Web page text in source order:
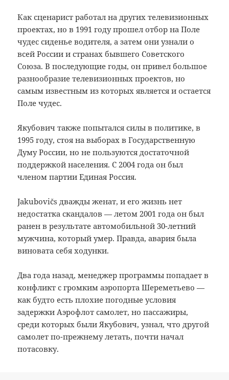
Как сценарист работал на других телевизионных
проектах, но в 1991 году прошел отбор на Поле
чудес сиденье водителя, а затем они узнали о
всей России и странах бывшего Советского
Союза.В последующие годы, он привел большое
разнообразие телевизионных проектов, но
самым известным из которых является и остается
Поле чудес.
Якубович также попытался силы в политике, в
1995 году, стоя на выборах в Государственную
Думу России, но не пользуются достаточной
поддержкой населения.С 2004 года он был
членом партии Единая Россия.
Jakubovičs дважды женат, и его жизнь нет
недостатка скандалов — летом 2001 года он был
ранен в результате автомобильной 30-летний
мужчина, который умер.Правда, авария была
виновата себя ходунки.
Два года назад, менеджер программы попадает в
конфликт с громким аэропорта Шереметьево —
как будто есть плохие погодные условия
задержки Аэрофлот самолет, но пассажиры,
среди которых были Якубович, узнал, что другой
самолет по-прежнему летать, почти начал
потасовку.